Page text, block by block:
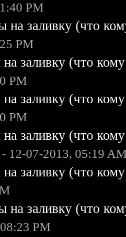
PM
на заливку (что
PM
заливку (что
PM
заливку (что
PM
заливку (что
- 12-07-2013, 05:19
заливку (что
на заливку (что
PM